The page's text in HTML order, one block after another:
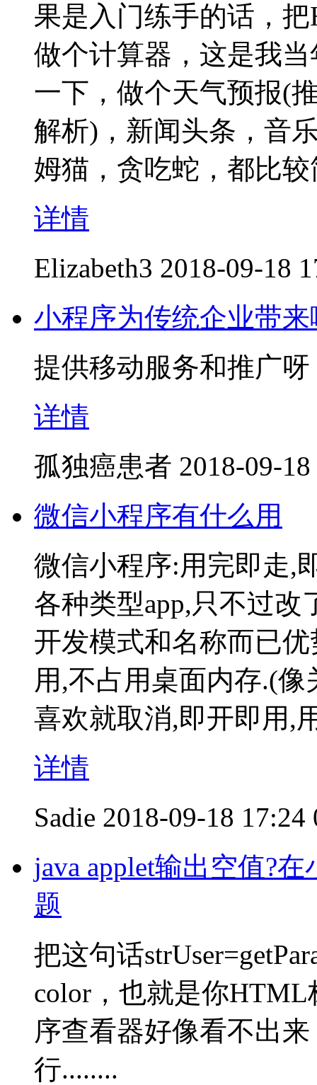
果是入门练手的话，
做个计算器，这是我
一下，做个天气预报(
解析)，新闻头条，音
姆猫，贪吃蛇，都比
详情
Elizabeth3 2018-09-18
小程序为传统企业带
提供移动服务和推广
详情
孤独癌患者 2018-09-
微信小程序有什么用
微信小程序:用完即走,
各种类型app,只不过
开发模式和名称而已
用,不占用桌面内存.(
喜欢就取消,即开即用,
详情
Sadie 2018-09-18 17:24
java applet输出空值?
题
把这句话
color，也就是你HTML
序查看器好像看不出
行........